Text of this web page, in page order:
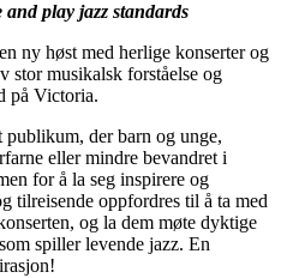
and play jazz standards
ny høst med herlige konserter og
stor musikalsk forståelse og
på Victoria.
publikum, der barn og unge,
eller mindre bevandret i
for å la seg inspirere og
tilreisende oppfordres til å ta med
og la dem møte dyktige
spiller levende jazz. En